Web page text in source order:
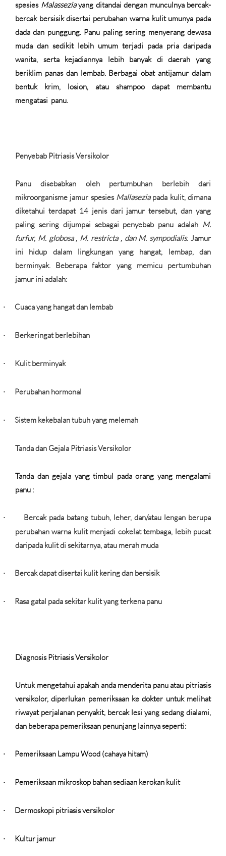
spesies Malasseziayang ditandai dengan munculnya bercak-
bercak bersisik disertai perubahan warna kulit umunya pada
dada dan punggung. Panu paling sering menyerang dewasa
muda dan sedikit lebih umum terjadi pada pria daripada
wanita, serta kejadiannya lebih banyak di daerah yang
beriklim panas dan lembab. Berbagai obat antijamur dalam
bentuk krim, losion, atau shampoo dapat membantu
mengatasi panu.
Penyebab Pitriasis Versikolor
Panu disebabkan oleh pertumbuhan berlebih dari
mikroorganisme jamur spesies Mallaseziapada kulit, dimana
diketahui terdapat 14 jenis dari jamur tersebut, dan yang
paling sering dijumpai sebagai penyebab panu adalah M.
furfur, M. globosa , M. restricta , dan M. sympodialis. Jamur
ini hidup dalam lingkungan yang hangat, lembap, dan
berminyak. Beberapa faktor yang memicu pertumbuhan
jamur ini adalah:
· Cuaca yang hangat dan lembab
· Berkeringat berlebihan
· Kulit berminyak
· Perubahan hormonal
· Sistem kekebalan tubuh yang melemah
Tanda dan Gejala Pitriasis Versikolor
Tanda dan gejala yang timbul pada orang yang mengalami
panu :
·
Bercak pada batang tubuh, leher, dan/atau lengan berupa
perubahan warna kulit menjadi cokelat tembaga, lebih pucat
daripada kulit di sekitarnya, atau merah muda
· Bercak dapat disertai kulit kering dan bersisik
· Rasa gatal pada sekitar kulit yang terkena panu
Diagnosis Pitriasis Versikolor
Untuk mengetahui apakah anda menderita panu atau pitriasis
versikolor, diperlukan pemeriksaan ke dokter untuk melihat
riwayat perjalanan penyakit, bercak lesi yang sedang dialami,
dan beberapa pemeriksaan penunjang lainnya seperti:
· Pemeriksaan Lampu Wood (cahaya hitam)
· Pemeriksaan mikroskop bahan sediaan kerokan kulit
· Dermoskopi pitriasis versikolor
· Kultur jamur